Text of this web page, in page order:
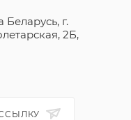
Беларусь, г.
2Б,